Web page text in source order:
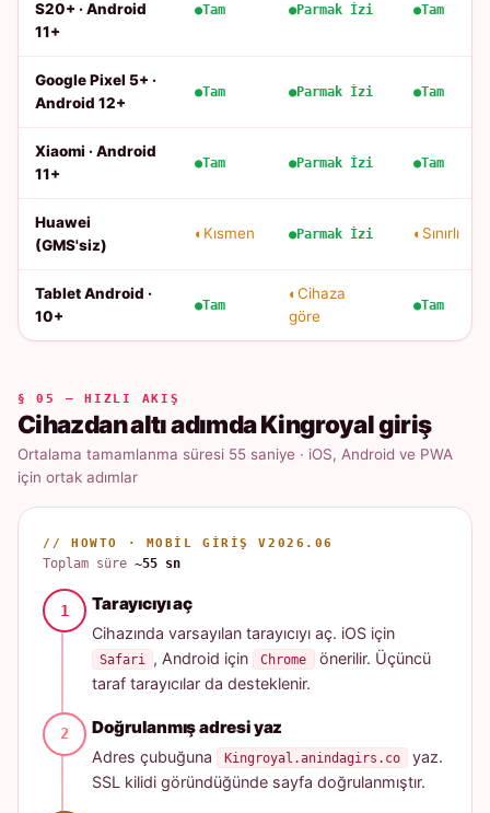
S20+ · Android
11+
Tam Parmak İzi Tam
Google Pixel 5+ ·
Android 12+
Tam Parmak İzi Tam
Xiaomi · Android
11+
Tam Parmak İzi Tam
Huawei
(GMS'siz)
Kısmen Parmak İzi Sınırlı
Tablet Android ·
10+
Tam
Cihaza
göre
Tam
§ 05 — HIZLI AKIŞ
Cihazdan altı adımda Kingroyal giriş
Ortalama tamamlanma süresi 55 saniye · iOS, Android ve PWA
için ortak adımlar
// HOWTO · MOBIL GIRIŞ V2026.06
Toplam süre~55 sn
Tarayıcıyı aç
Cihazında varsayılan tarayıcıyı aç. iOS için
Safari , Android için Chrome
önerilir. Üçüncü
taraf tarayıcılar da desteklenir.
Doğrulanmış adresi yaz
Adres çubuğuna Kingroyal.anindagirs.co
yaz.
SSL kilidi göründüğünde sayfa doğrulanmıştır.